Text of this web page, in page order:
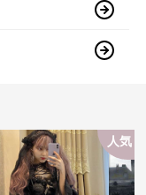
人気